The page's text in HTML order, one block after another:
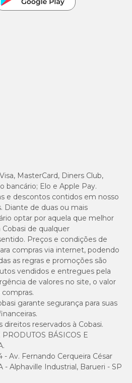
Visa, MasterCard, Diners Club,
bancário; Elo e Apple Pay.
e descontos contidos em nosso
Diante de duas ou mais
optar por aquela que melhor
de qualquer
Preços e condições de
compras via internet, podendo
as regras e promoções são
vendidos e entregues pela
de valores no site, o valor
garante segurança para suas
direitos reservados à Cobasi.
BÁSICOS E
- Av. Fernando Cerqueira César
- Alphaville Industrial, Barueri - SP